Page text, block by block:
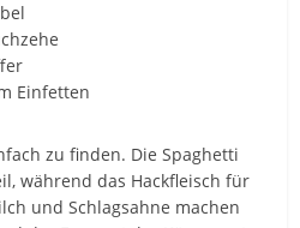
Einfetten
zu finden. Die Spaghetti
während das Hackfleisch für
und Schlagsahne machen